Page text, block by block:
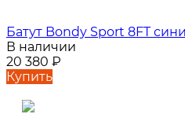
Батут Bondy Sport 8FT
В наличии
20 380 ₽
Купить